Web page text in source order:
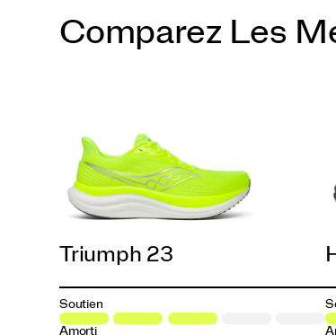
Triple BlackFossil | Shadow
Laurel | Black
Slime | SilverViZiGold | Laurel
White | CloudWhite | Laurel
Comparez Les
Triumph 23
Soutien
Amorti